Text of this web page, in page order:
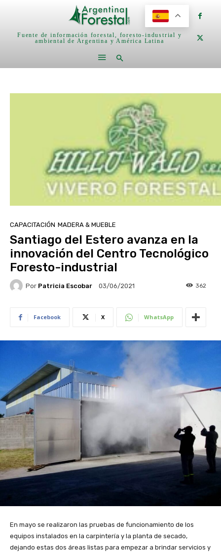
Fuente de información forestal, foresto-industrial y
ambiental de Argentina y América Latina
CAPACITACIÓN MADERA & MUEBLE
Santiago del Estero avanza en la
innovación del Centro Tecnológico
Foresto-industrial
Por Patricia Escobar 03/06/2021 362
Facebook X WhatsApp
En mayo se realizaron las pruebas de funcionamiento de los
equipos instalados en la carpintería y la planta de secado,
dejando estas dos áreas listas para empezar a brindar servicios y